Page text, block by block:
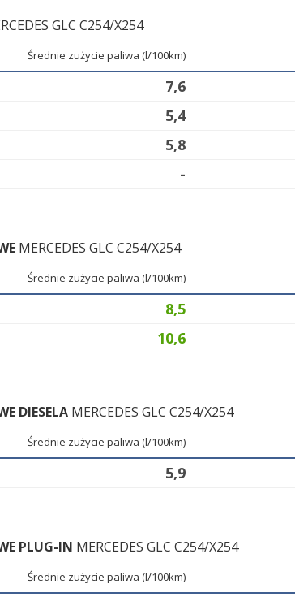
GLC C254/X254
Średnie zużycie paliwa (l/100km)
7,6
5,4
5,8
-
MERCEDES GLC C254/X254
Średnie zużycie paliwa (l/100km)
8,5
10,6
DIESELA MERCEDES GLC C254/X254
Średnie zużycie paliwa (l/100km)
5,9
PLUG-IN MERCEDES GLC C254/X254
Średnie zużycie paliwa (l/100km)